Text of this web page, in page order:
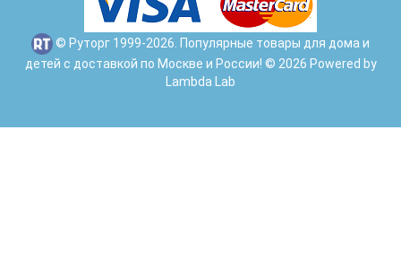
© Руторг 1999-2026. Популярные товары для дома и
детей с доставкой по Москве и России! © 2026 Powered by
Lambda Lab